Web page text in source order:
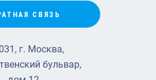
СВЯЗЬ
г. Москва,
бульвар,